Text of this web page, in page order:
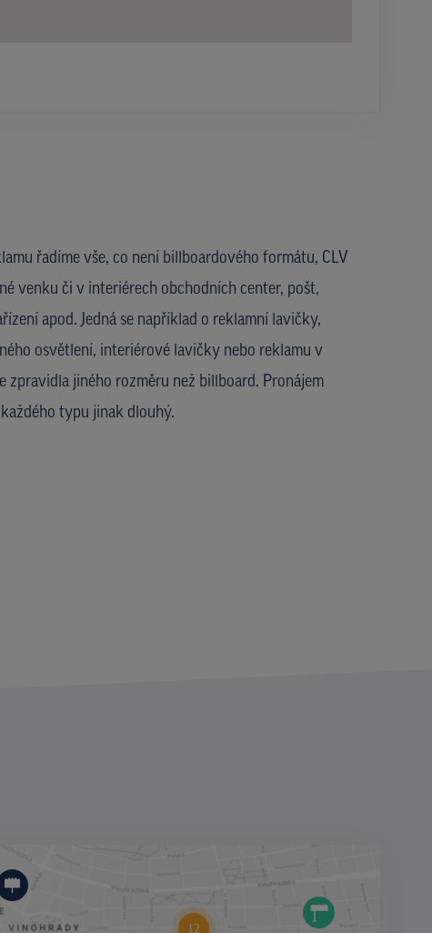
řadíme vše, co není billboardového formátu, CLV
venku či v interiérech obchodních center, pošt,
apod. Jedná se například o reklamní lavičky,
osvětlení, interiérové lavičky nebo reklamu v
zpravidla jiného rozměru než billboard. Pronájem
typu jinak dlouhý.